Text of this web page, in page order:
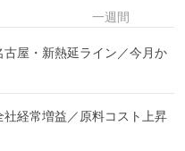
屋・新熱延ライン／今月か
経常増益／原料コスト上昇
一週間